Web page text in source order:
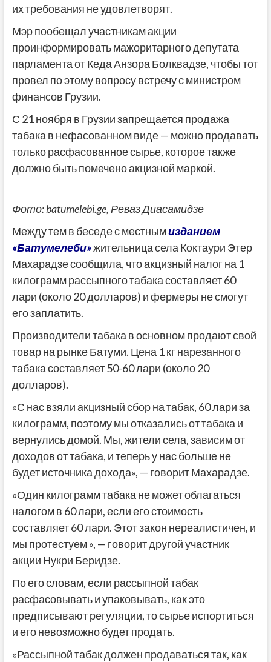
их требования не удовлетворят.
Мэр пообещал участникам акции
проинформировать мажоритарного депутата
парламента от Кеда Анзора Болквадзе, чтобы тот
провел по этому вопросу встречу с министром
финансов Грузии.
С 21 ноября в Грузии запрещается продажа
табака в нефасованном виде — можно продавать
только расфасованное сырье, которое также
должно быть помечено акцизной маркой.
Фото: batumelebi.ge, Реваз Диасамидзе
Между тем в беседе с местнымизданием
«Батумелеби»жительница села Коктаури Этер
Махарадзе сообщила, что акцизный налог на 1
килограмм рассыпного табака составляет 60
лари (около 20 долларов) и фермеры не смогут
его заплатить.
Производители табака в основном продают свой
товар на рынке Батуми. Цена 1 кг нарезанного
табака составляет 50-60 лари (около 20
долларов).
«С нас взяли акцизный сбор на табак, 60 лари за
килограмм, поэтому мы отказались от табака и
вернулись домой. Мы, жители села, зависим от
доходов от табака, и теперь у нас больше не
будет источника дохода», — говорит Махарадзе.
«Один килограмм табака не может облагаться
налогом в 60 лари, если его стоимость
составляет 60 лари. Этот закон нереалистичен, и
мы протестуем », — говорит другой участник
акции Нукри Беридзе.
По его словам, если рассыпной табак
расфасовывать и упаковывать, как это
предписывают регуляции, то сырье испортиться
и его невозможно будет продать.
«Рассыпной табак должен продаваться так, как